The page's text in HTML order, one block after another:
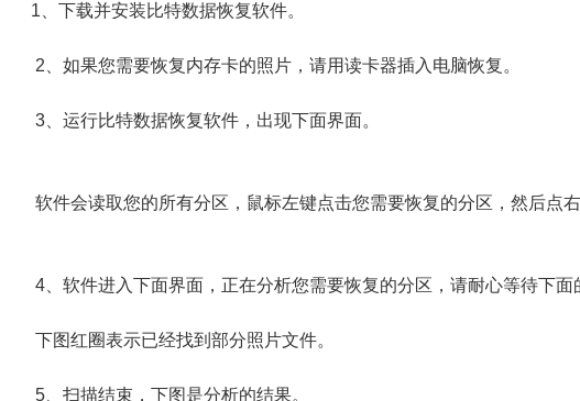
1、下载并安装比特数据恢复软件。
2、如果您需要恢复内存卡的照片，请用读卡器插入电脑恢复。
3、运行比特数据恢复软件，出现下面界面。
软件会读取您的所有分区，鼠标左键点击您需要恢复的分区，然后点右
4、软件进入下面界面，正在分析您需要恢复的分区，请耐心等待下面
下图红圈表示已经找到部分照片文件。
5、扫描结束，下图是分析的结果。